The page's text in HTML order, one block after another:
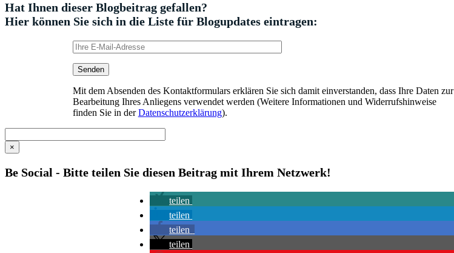
Hat Ihnen dieser Blogbeitrag gefallen?
Hier können Sie sich in die Liste für Blogupdates eintragen:
Mit dem Absenden des Kontaktformulars erklären Sie sich damit einverstanden, dass Ihre Daten zur
Bearbeitung Ihres Anliegens verwendet werden (Weitere Informationen und Widerrufshinweise
finden Sie in derDatenschutzerklärung).
×
Be Social - Bitte teilen Sie diesen Beitrag mit Ihrem Netzwerk!
teilen
teilen
teilen
teilen